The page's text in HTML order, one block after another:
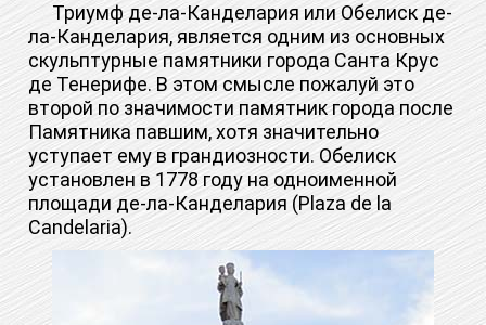
Триумф де-ла-Канделария или Обелиск де-
ла-Канделария, является одним из основных
скульптурные памятники города Санта Крус
де Тенерифе. В этом смысле пожалуй это
второй по значимости памятник города после
Памятника павшим, хотя значительно
уступает ему в грандиозности. Обелиск
установлен в 1778 году на одноименной
площади де-ла-Канделария (Plaza de la
Candelaria).